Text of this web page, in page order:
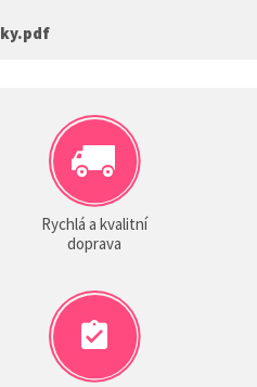
Rychlá a kvalitní
doprava